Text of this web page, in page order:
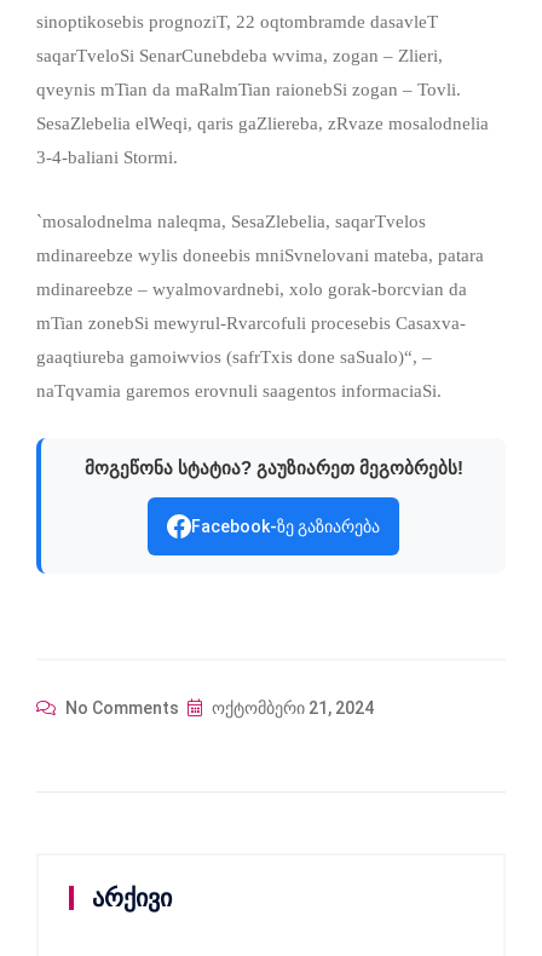
sinoptikosebis prognoziT, 22 oqtombramde dasavleT
saqarTveloSi SenarCunebdeba wvima, zogan – Zlieri,
qveynis mTian da maRalmTian raionebSi zogan – Tovli.
SesaZlebelia elWeqi, qaris gaZliereba, zRvaze mosalodnelia
3-4-baliani Stormi.
`mosalodnelma naleqma, SesaZlebelia, saqarTvelos
mdinareebze wylis doneebis mniSvnelovani mateba, patara
mdinareebze – wyalmovardnebi, xolo gorak-borcvian da
mTian zonebSi mewyrul-Rvarcofuli procesebis Casaxva-
gaaqtiureba gamoiwvios (safrTxis done saSualo)“, –
naTqvamia garemos erovnuli saagentos informaciaSi.
მოგეწონა სტატია? გაუზიარეთ მეგობრებს!
Facebook-ზე გაზიარება
No Comments ოქტომბერი 21, 2024
არქივი